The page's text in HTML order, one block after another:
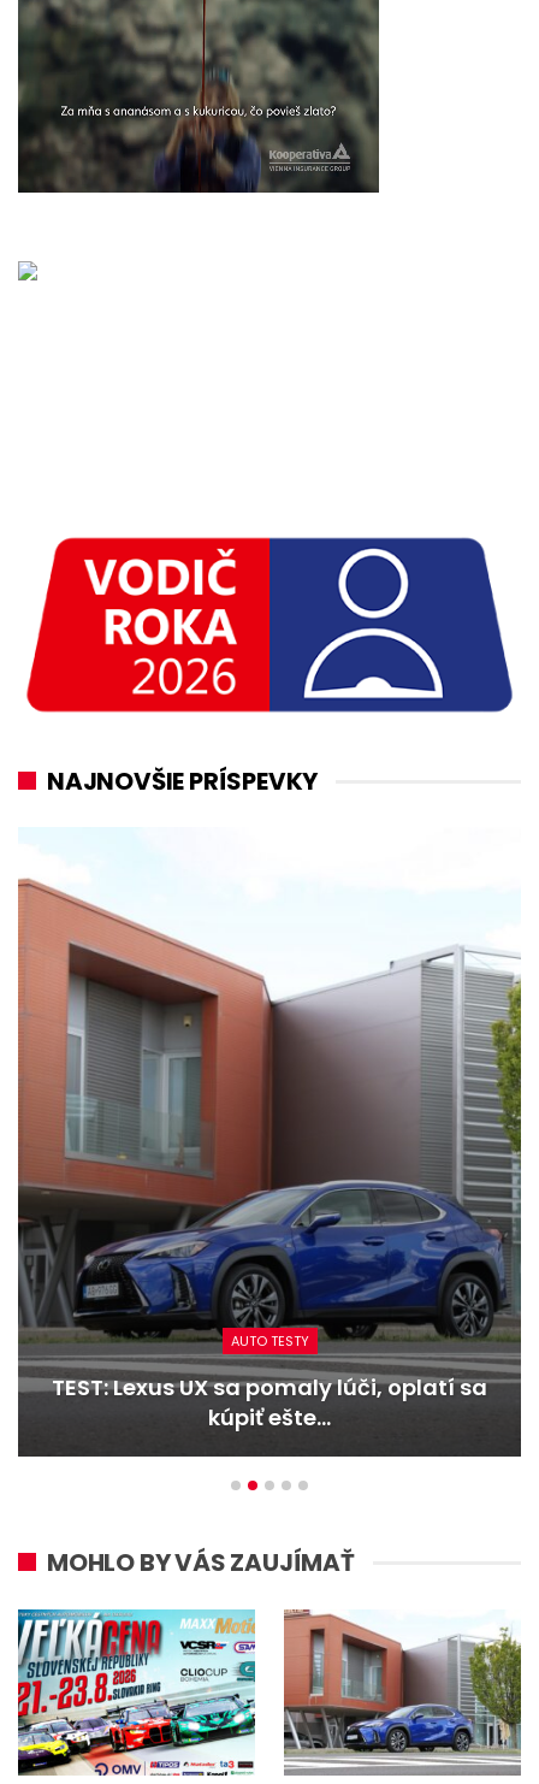
NAJNOVŠIE PRÍSPEVKY
AUTO TESTY
TEST: Lexus UX sa pomaly lúči, oplatí sa
kúpiť ešte…
MOHLO BY VÁS ZAUJÍMAŤ